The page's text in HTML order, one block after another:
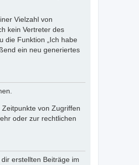
Vielzahl von
kein Vertreter des
die Funktion „Ich habe
ein neu generiertes
von Zugriffen
oder zur rechtlichen
erstellten Beiträge im